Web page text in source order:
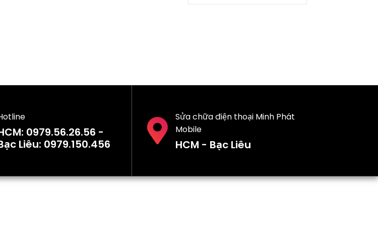
0979.56.26.56 -
Liêu: 0979.150.456
Sửa chữa điện thoại Minh Phát
Mobile
HCM - Bạc Liêu